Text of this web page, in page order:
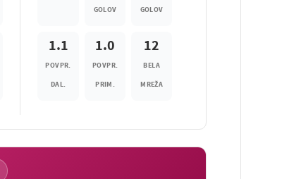
GOLOV GOLOV
1.1
POVPR.
DAL.
1.0
POVPR.
PRIM.
12
BELA
MREŽA